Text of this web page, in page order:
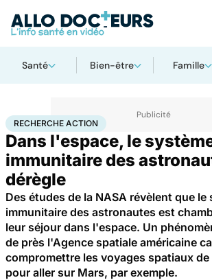
Santé Bien-être Famille
AccueilSantéMaladiesRecherche action
RECHERCHE ACTION
Dans l'espace, le
immunitaire des
dérègle
Des études de la NASA révèlent que le
immunitaire des astronautes est
leur séjour dans l'espace. Un
de près l'Agence spatiale américaine
compromettre les voyages spatiaux
pour aller sur Mars, par exemple.